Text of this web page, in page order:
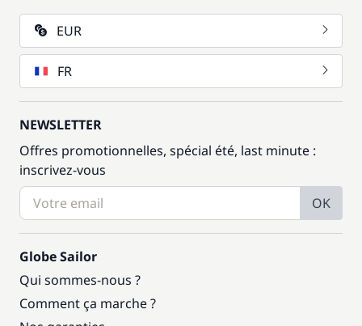
EUR
FR
NEWSLETTER
Offres promotionnelles, spécial été, last minute :
inscrivez-vous
OK
Globe Sailor
Qui sommes-nous ?
Comment ça marche ?